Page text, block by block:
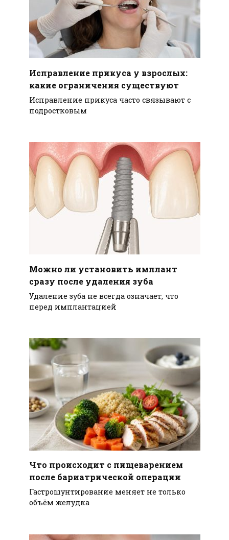
Исправление прикуса у взрослых:
какие ограничения существуют
Исправление прикуса часто связывают с
подростковым
Можно ли установить имплант
сразу после удаления зуба
Удаление зуба не всегда означает, что
перед имплантацией
Что происходит с пищеварением
после бариатрической операции
Гастрошунтирование меняет не только
объём желудка